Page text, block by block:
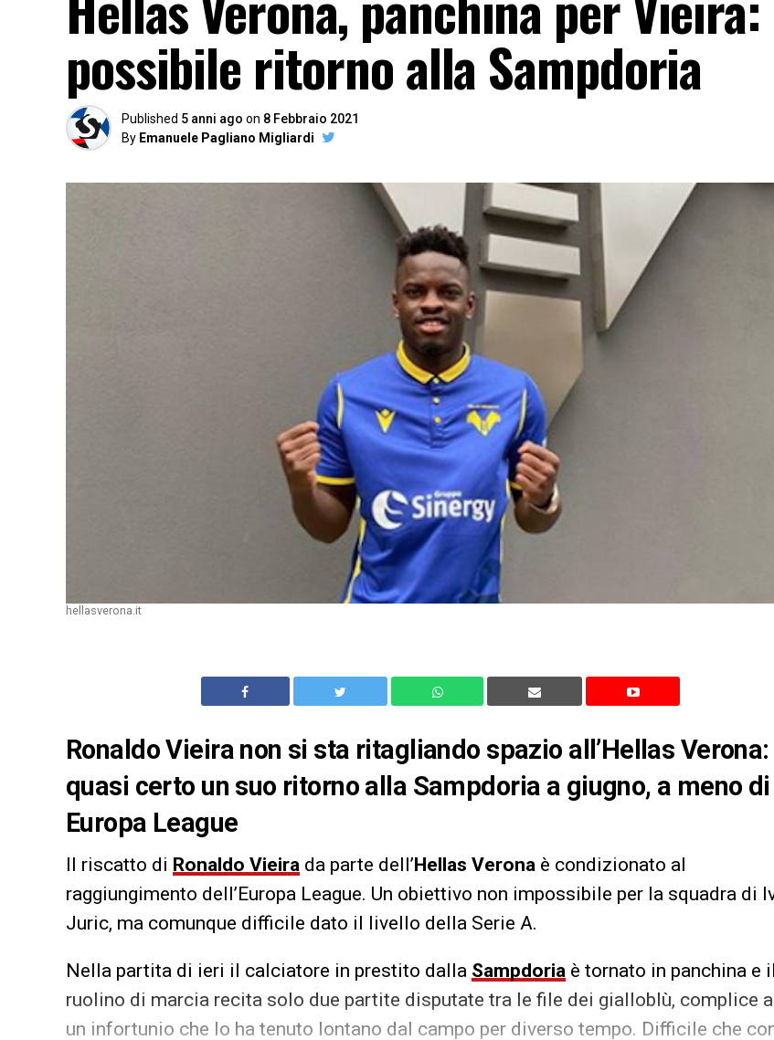
possibile ritorno alla Sampdoria
Published 5 anni ago on 8 Febbraio 2021
By Emanuele Pagliano Migliardi
hellasverona.it
Ronaldo Vieira non si sta ritagliando spazio all’Hellas Verona:
quasi certo un suo ritorno alla Sampdoria a giugno, a meno di
Europa League
Il riscatto di Ronaldo Vieira da parte dell’Hellas Verona è condizionato al
raggiungimento dell’Europa League. Un obiettivo non impossibile per la squadra di
Juric, ma comunque difficile dato il livello della Serie A.
Nella partita di ieri il calciatore in prestito dalla Sampdoria è tornato in panchina e
ruolino di marcia recita solo due partite disputate tra le file dei gialloblù, complice
un infortunio che lo ha tenuto lontano dal campo per diverso tempo. Difficile che